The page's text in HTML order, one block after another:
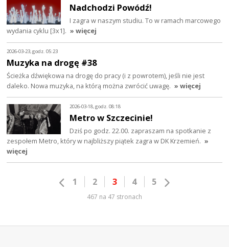
Nadchodzi Powódź!
I zagra w naszym studiu. To w ramach marcowego
wydania cyklu [3x1]. » więcej
2026-03-23, godz. 05:23
Muzyka na drogę #38
Ścieżka dźwiękowa na drogę do pracy (i z powrotem), jeśli nie jest
daleko. Nowa muzyka, na którą można zwrócić uwagę. » więcej
2026-03-18, godz. 08:18
Metro w Szczecinie!
Dziś po godz. 22.00. zapraszam na spotkanie z
zespołem Metro, który w najbliższy piątek zagra w DK Krzemień. »
więcej
1 2 3 4 5
467 na 47 stronach